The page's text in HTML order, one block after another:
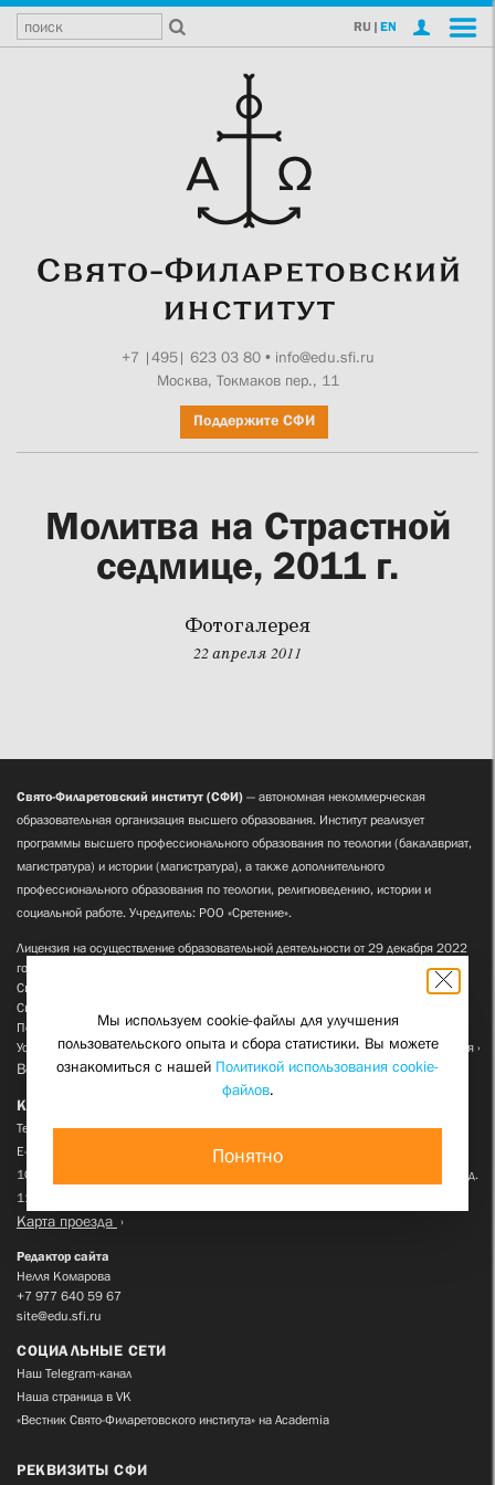
RU | EN
+7 |495| 623 03 80• info@edu.sfi.ru
Москва, Токмаков пер., 11
Поддержите СФИ
Молитва на Страстной
седмице, 2011 г.
Фотогалерея
22 апреля 2011
Мы используем cookie-файлы для улучшения
пользовательского опыта и сбора статистики. Вы можете
ознакомиться с нашей Политикой использования cookie-
файлов.
Понятно
Свято-Филаретовский институт (СФИ) — автономная некоммерческая
образовательная организация высшего образования. Институт реализует
программы высшего профессионального образования по теологии (бакалавриат,
магистратура) и истории (магистратура), а также дополнительного
профессионального образования по теологии, религиоведению, истории и
социальной работе. Учредитель: РОО «Сретение».
Лицензия на осуществление образовательной деятельности от 29 декабря 2022
года
Свидетельство о государственной аккредитации от 26 января 2023 года
Свидетельство о церковной аккредитации № 26 от 1 декабря 2022 года
Политика СФИ в отношении обработки персональных данных
Условия и запреты для персональных данных, разрешенных для распространения
Все документы
КОНТАКТЫ
Телефон:+7 495 623 03 80
E-mail:
105066, г. Москва, вн. тер. г. муниципальный округ Басманный, пер. Токмаков, д.
11
Карта проезда
Редактор сайта
Нелля Комарова
+7 977 640 59 67
site@edu.sfi.ru
СОЦИАЛЬНЫЕ СЕТИ
Наш Telegram-канал
Наша страница в VK
«Вестник Свято-Филаретовского института» на Academia
РЕКВИЗИТЫ СФИ